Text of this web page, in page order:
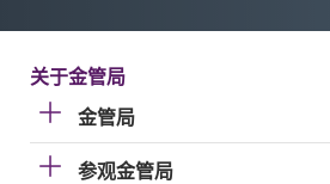
关于金管局
金管局
参观金管局